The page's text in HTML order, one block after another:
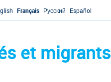
Français Русский Español
et migrants